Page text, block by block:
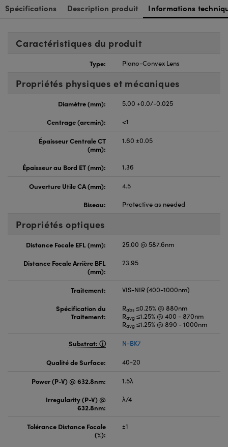
Spécifications Description produit Informations
Caractéristiques du produit
Type: Plano-Convex Lens
Propriétés physiques et mécaniques
Diamètre (mm):
5.00 +0.0/-0.025
Centrage (arcmin):
<1
Épaisseur Centrale CT
(mm):
1.60 ±0.05
Épaisseur au Bord ET (mm): 1.36
Ouverture Utile CA (mm):
4.5
Biseau:
Protective as needed
Propriétés optiques
Distance Focale EFL (mm):
25.00 @ 587.6nm
Distance Focale Arrière BFL
(mm):
23.95
Traitement:
VIS-NIR (400-1000nm)
Spécification du
Traitement:
Rabs ≤0.25% @ 880nm
Ravg ≤1.25% @ 400 - 870nm
Ravg ≤1.25% @ 890 - 1000nm
Substrat: N-BK7
Qualité de Surface: 40-20
Power (P-V) @ 632.8nm:
1.5λ
Irregularity (P-V) @
632.8nm:
λ/4
Tolérance Distance Focale
(%):
±1